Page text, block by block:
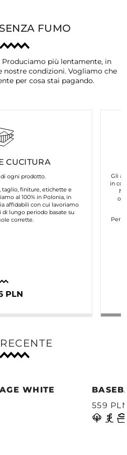
FUMO
Produciamo più lentamente, in
nostre condizioni. Vogliamo che
per cosa stai pagando.
CUCITURA
di ogni prodotto.
taglio, finiture, etichette e
al 100% in Polonia, in
affidabili con cui lavoriamo
di lungo periodo basate su
corrette.
PLN
Gli
in
Per
WHITE
559